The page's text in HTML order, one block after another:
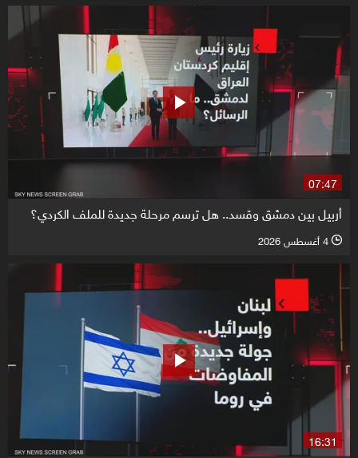
07:47
أربيل بين دمشق وقسد.. هل ترسم مرحلة جديدة للملف الكردي؟
l 4 أغسطس 2026
16:31